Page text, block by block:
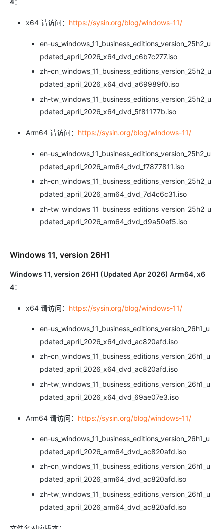
4：
x64 请访问： https://sysin.org/blog/windows-11/
en-us_windows_11_business_editions_version_25h2_u
pdated_april_2026_x64_dvd_c6b7c277.iso
zh-cn_windows_11_business_editions_version_25h2_u
pdated_april_2026_x64_dvd_a69989f0.iso
zh-tw_windows_11_business_editions_version_25h2_u
pdated_april_2026_x64_dvd_5f81177b.iso
Arm64 请访问： https://sysin.org/blog/windows-11/
en-us_windows_11_business_editions_version_25h2_u
pdated_april_2026_arm64_dvd_f7877811.iso
zh-cn_windows_11_business_editions_version_25h2_u
pdated_april_2026_arm64_dvd_7d4c6c31.iso
zh-tw_windows_11_business_editions_version_25h2_u
pdated_april_2026_arm64_dvd_d9a50ef5.iso
Windows 11, version 26H1
Windows 11, version 26H1 (Updated Apr 2026) Arm64, x6
4：
x64 请访问： https://sysin.org/blog/windows-11/
en-us_windows_11_business_editions_version_26h1_u
pdated_april_2026_x64_dvd_ac820afd.iso
zh-cn_windows_11_business_editions_version_26h1_u
pdated_april_2026_x64_dvd_ac820afd.iso
zh-tw_windows_11_business_editions_version_26h1_u
pdated_april_2026_x64_dvd_69ae07e3.iso
Arm64 请访问： https://sysin.org/blog/windows-11/
en-us_windows_11_business_editions_version_26h1_u
pdated_april_2026_arm64_dvd_ac820afd.iso
zh-cn_windows_11_business_editions_version_26h1_u
pdated_april_2026_arm64_dvd_ac820afd.iso
zh-tw_windows_11_business_editions_version_26h1_u
pdated_april_2026_arm64_dvd_ac820afd.iso